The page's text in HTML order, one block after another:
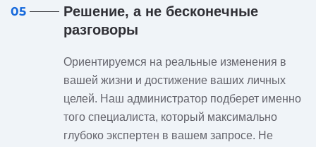
05
Решение, а не бесконечные
разговоры
Ориентируемся на реальные изменения в
вашей жизни и достижение ваших личных
целей. Наш администратор подберет именно
того специалиста, который максимально
глубоко экспертен в вашем запросе. Не